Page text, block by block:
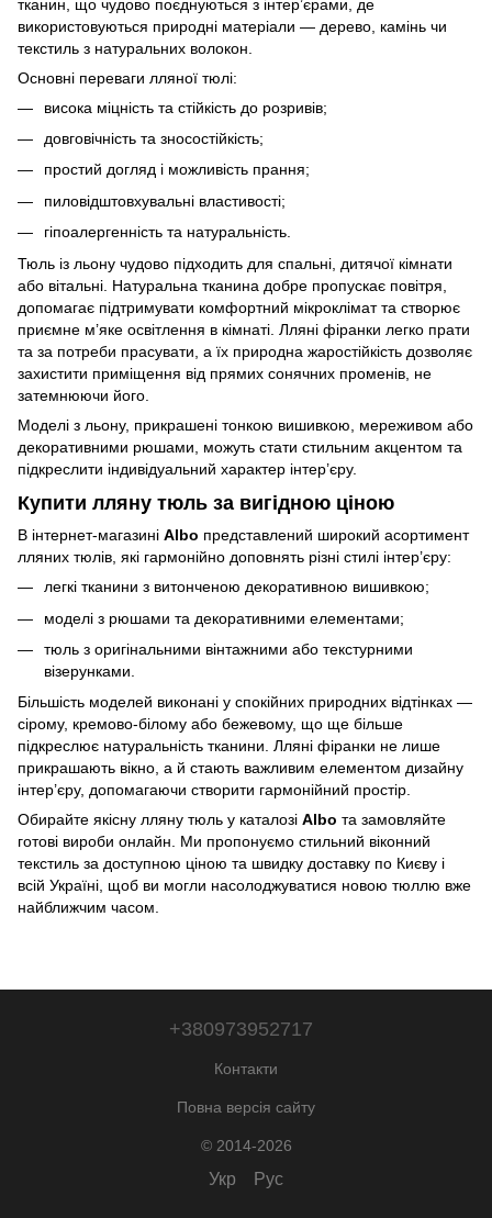
тканин, що чудово поєднуються з інтер’єрами, де
використовуються природні матеріали — дерево, камінь чи
текстиль з натуральних волокон.
Основні переваги лляної тюлі:
висока міцність та стійкість до розривів;
довговічність та зносостійкість;
простий догляд і можливість прання;
пиловідштовхувальні властивості;
гіпоалергенність та натуральність.
Тюль із льону чудово підходить для спальні, дитячої кімнати
або вітальні. Натуральна тканина добре пропускає повітря,
допомагає підтримувати комфортний мікроклімат та створює
приємне м’яке освітлення в кімнаті. Лляні фіранки легко прати
та за потреби прасувати, а їх природна жаростійкість дозволяє
захистити приміщення від прямих сонячних променів, не
затемнюючи його.
Моделі з льону, прикрашені тонкою вишивкою, мереживом або
декоративними рюшами, можуть стати стильним акцентом та
підкреслити індивідуальний характер інтер’єру.
Купити лляну тюль за вигідною ціною
В інтернет-магазині Albo представлений широкий асортимент
лляних тюлів, які гармонійно доповнять різні стилі інтер’єру:
легкі тканини з витонченою декоративною вишивкою;
моделі з рюшами та декоративними елементами;
тюль з оригінальними вінтажними або текстурними
візерунками.
Більшість моделей виконані у спокійних природних відтінках —
сірому, кремово-білому або бежевому, що ще більше
підкреслює натуральність тканини. Лляні фіранки не лише
прикрашають вікно, а й стають важливим елементом дизайну
інтер’єру, допомагаючи створити гармонійний простір.
Обирайте якісну лляну тюль у каталозі Albo та замовляйте
готові вироби онлайн. Ми пропонуємо стильний віконний
текстиль за доступною ціною та швидку доставку по Києву і
всій Україні, щоб ви могли насолоджуватися новою тюллю вже
найближчим часом.
+380973952717
Контакти
Повна версія сайту
© 2014-2026
Укр Рус